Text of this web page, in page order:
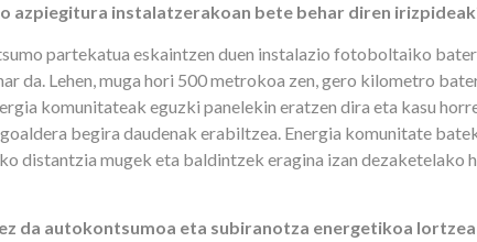
azpiegitura instalatzerakoan bete behar diren
partekatua eskaintzen duen instalazio fotoboltaiko
da. Lehen, muga hori 500 metrokoa zen, gero kilometro
komunitateak eguzki panelekin eratzen dira eta kasu
begira daudenak erabiltzea. Energia komunitate
distantzia mugek eta baldintzek eragina izan dezaketelako
da autokontsumoa eta subiranotza energetikoa